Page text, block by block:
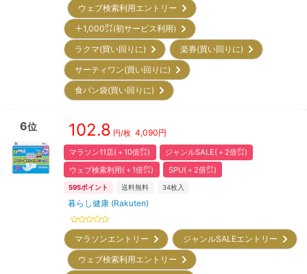
ウェブ検索利用エントリー
＋1,000㌽(初サービス利用)
ラクマ(買い回りに)
楽券(買い回りに)
サーティワン(買い回りに)
食パン袋(買い回りに)
6位 102.8 円/枚 4,090円
マラソン11店(＋10倍㌽)
ジャンルSALE(＋2倍㌽)
ウェブ検索利用(＋1倍㌽)
SPU(＋2倍㌽)
595ポイント 送料無料 34枚入
暮らし健康 (Rakuten)
マラソンエントリー
ジャンルSALEエントリー
ウェブ検索利用エントリー